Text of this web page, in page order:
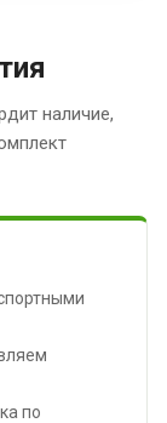
наличие,
по